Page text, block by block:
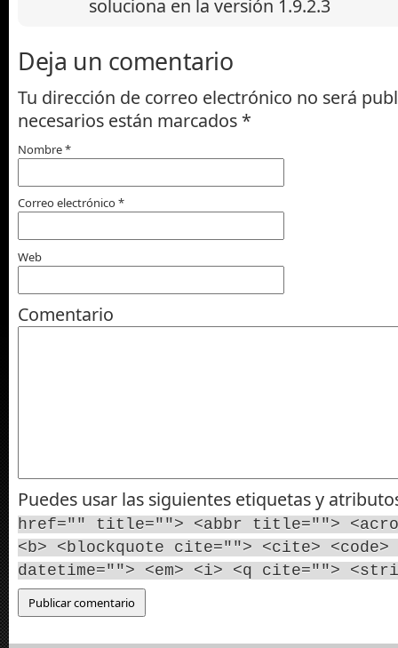
soluciona en la versión 1.9.2.3
Deja un comentario
Tu dirección de correo electrónico no será
necesarios están marcados *
Nombre*
Correo electrónico*
Web
Comentario
Puedes usar las siguientes etiquetas y
href="" title=""> <abbr title="">
<b> <blockquote cite=""> <cite> <code>
datetime=""> <em> <i> <q cite="">